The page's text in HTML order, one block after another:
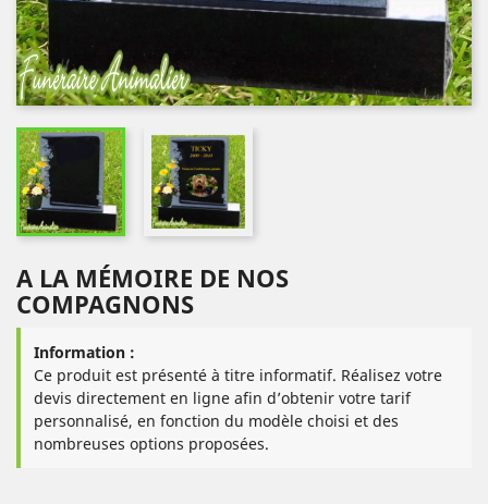
A LA MÉMOIRE DE NOS
COMPAGNONS
Information :
Ce produit est présenté à titre informatif. Réalisez votre
devis directement en ligne afin d’obtenir votre tarif
personnalisé, en fonction du modèle choisi et des
nombreuses options proposées.